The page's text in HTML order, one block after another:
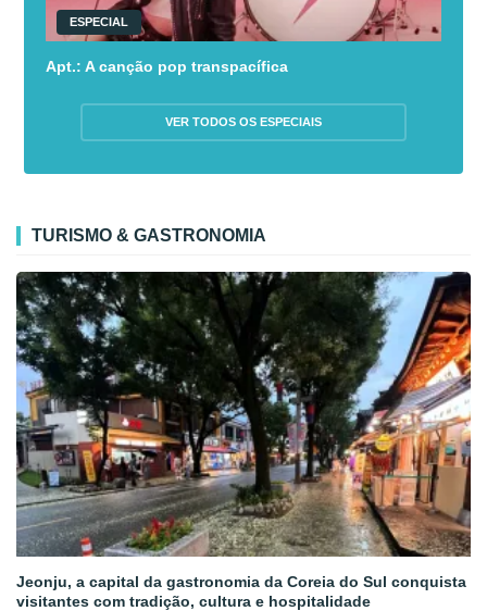
ESPECIAL
Apt.: A canção pop transpacífica
VER TODOS OS ESPECIAIS
TURISMO & GASTRONOMIA
Jeonju, a capital da gastronomia da Coreia do Sul conquista
visitantes com tradição, cultura e hospitalidade